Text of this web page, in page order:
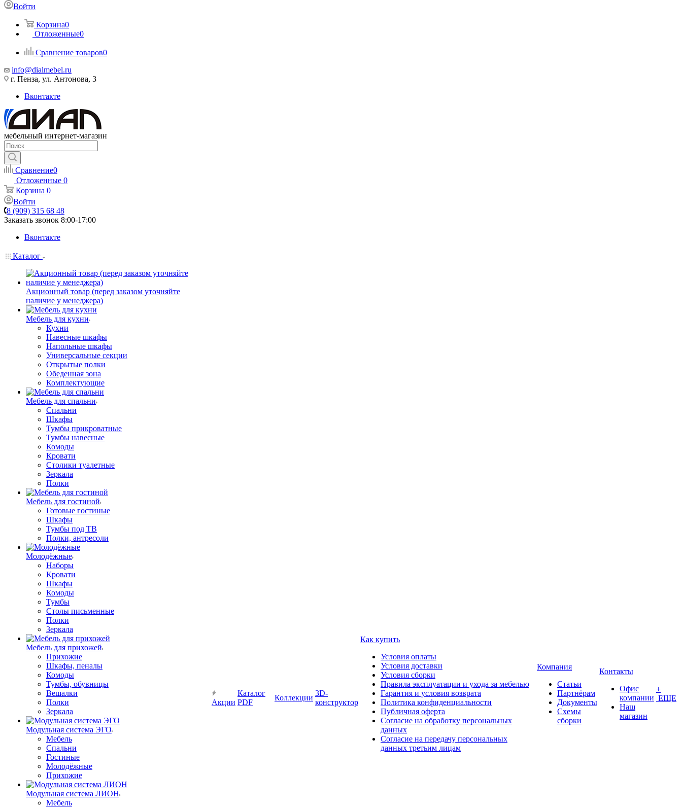
Войти
Корзина0
Отложенные0
Сравнение товаров0
info@dialmebel.ru
г. Пенза, ул. Антонова, 3
Вконтакте
мебельный интернет-магазин
Сравнение0
Отложенные 0
Корзина 0
Войти
8 (909) 315 68 48
Заказать звонок 8:00-17:00
Вконтакте
Каталог
Акционный товар (перед заказом уточняйте
наличие у менеджера)
Мебель для кухни
Кухни
Навесные шкафы
Напольные шкафы
Универсальные секции
Открытые полки
Обеденная зона
Комплектующие
Мебель для спальни
Спальни
Шкафы
Тумбы прикроватные
Тумбы навесные
Комоды
Кровати
Столики туалетные
Зеркала
Полки
Мебель для гостиной
Готовые гостиные
Шкафы
Тумбы под ТВ
Полки, антресоли
Молодёжные
Наборы
Кровати
Шкафы
Комоды
Тумбы
Столы письменные
Полки
Зеркала
Мебель для прихожей
Прихожие
Шкафы, пеналы
Комоды
Тумбы, обувницы
Вешалки
Полки
Зеркала
Модульная система ЭГО
Мебель
Спальни
Гостиные
Молодёжные
Прихожие
Модульная система ЛИОН
Мебель
Акции
Каталог
PDF
Коллекции
3D-
конструктор
Как купить
Условия оплаты
Условия доставки
Условия сборки
Правила эксплуатации и ухода за мебелью
Гарантия и условия возврата
Политика конфиденциальности
Публичная оферта
Согласие на обработку персональных
данных
Согласие на передачу персональных
данных третьим лицам
Компания
Статьи
Партнёрам
Документы
Схемы
сборки
Контакты
Офис
компании
Наш
магазин
+
ЕЩЕ